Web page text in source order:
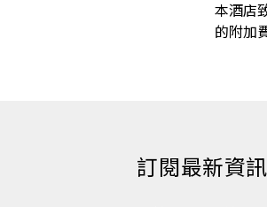
本酒店
的附加
訂閱最新資